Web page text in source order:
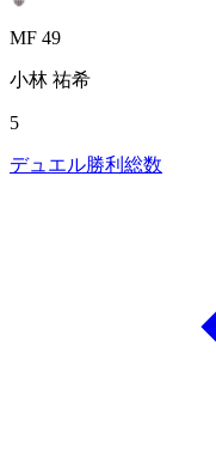
MF 49
小林 祐希
5
デュエル勝利総数